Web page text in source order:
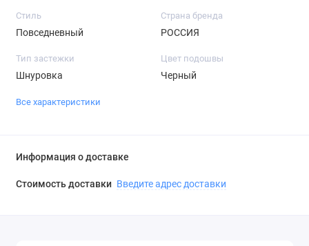
Стиль
Повседневный
Страна бренда
РОССИЯ
Тип застежки
Шнуровка
Цвет подошвы
Черный
Все характеристики
Информация о доставке
Стоимость доставки Введите адрес доставки